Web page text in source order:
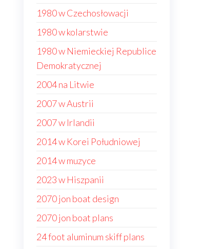
1980 w Czechosłowacji
1980 w kolarstwie
1980 w Niemieckiej Republice
Demokratycznej
2004 na Litwie
2007 w Austrii
2007 w Irlandii
2014 w Korei Południowej
2014 w muzyce
2023 w Hiszpanii
2070 jon boat design
2070 jon boat plans
24 foot aluminum skiff plans